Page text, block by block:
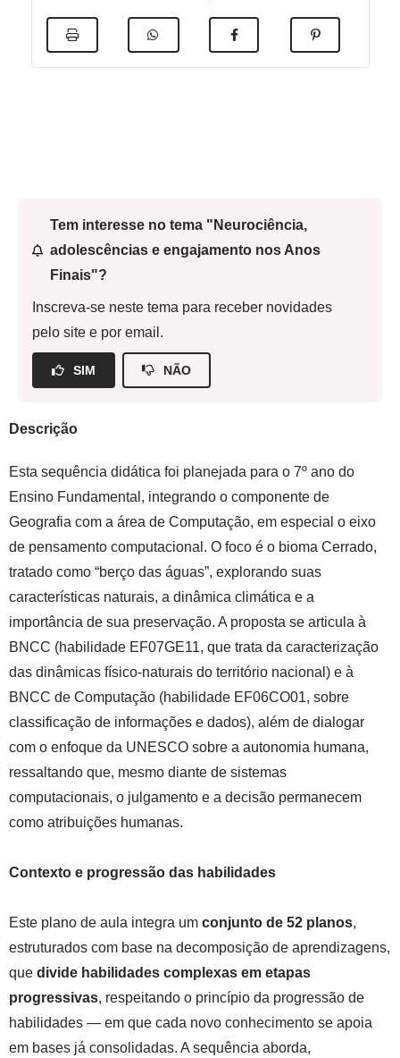
Tem interesse no tema "Neurociência,
adolescências e engajamento nos Anos
Finais"?
Inscreva-se neste tema para receber novidades
pelo site e por email.
SIM NÃO
Descrição
Esta sequência didática foi planejada para o 7º ano do
Ensino Fundamental, integrando o componente de
Geografia com a área de Computação, em especial o eixo
de pensamento computacional. O foco é o bioma Cerrado,
tratado como “berço das águas”, explorando suas
características naturais, a dinâmica climática e a
importância de sua preservação. A proposta se articula à
BNCC (habilidade EF07GE11, que trata da caracterização
das dinâmicas físico-naturais do território nacional) e à
BNCC de Computação (habilidade EF06CO01, sobre
classificação de informações e dados), além de dialogar
com o enfoque da UNESCO sobre a autonomia humana,
ressaltando que, mesmo diante de sistemas
computacionais, o julgamento e a decisão permanecem
como atribuições humanas.
Contexto e progressão das habilidades
Este plano de aula integra um conjunto de 52 planos,
estruturados com base na decomposição de aprendizagens,
que divide habilidades complexas em etapas
progressivas, respeitando o princípio da progressão de
habilidades — em que cada novo conhecimento se apoia
em bases já consolidadas. A sequência aborda,